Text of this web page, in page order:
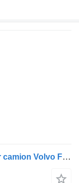
Motorino d'avviamento 85000186 per camion Volvo FM12